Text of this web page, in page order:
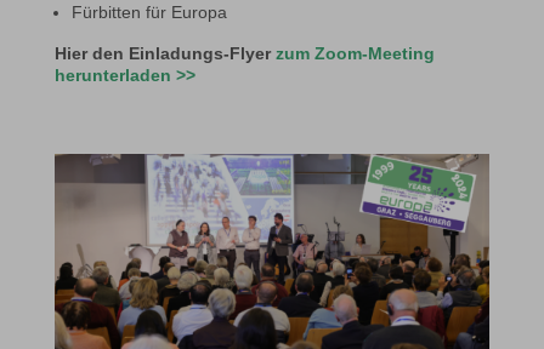
Fürbitten für Europa
Hier den Einladungs-Flyerzum Zoom-Meeting
herunterladen >>